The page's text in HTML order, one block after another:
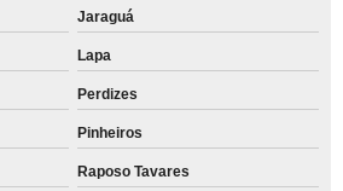
Jaraguá
Lapa
Perdizes
Pinheiros
Raposo Tavares